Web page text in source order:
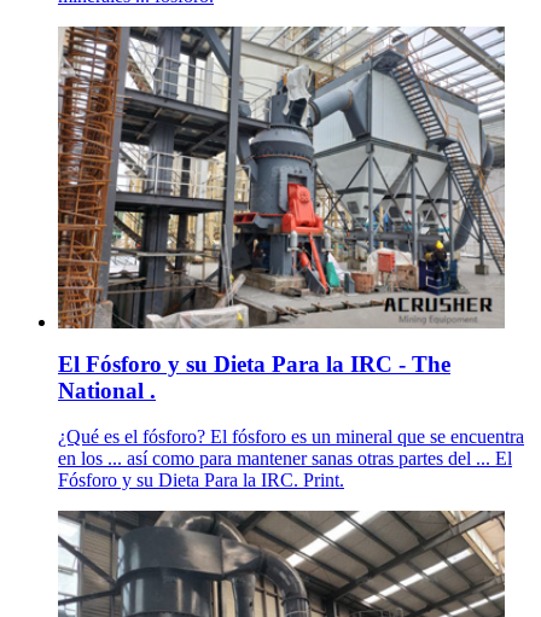
El Fósforo y su Dieta Para la IRC - The
National .
¿Qué es el fósforo? El fósforo es un mineral que se encuentra
en los ... así como para mantener sanas otras partes del ... El
Fósforo y su Dieta Para la IRC. Print.